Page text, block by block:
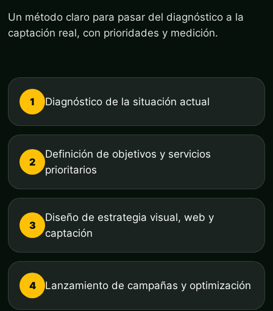
Un método claro para pasar del diagnóstico a la
captación real, con prioridades y medición.
1 Diagnóstico de la situación actual
2
Definición de objetivos y servicios
prioritarios
3
Diseño de estrategia visual, web y
captación
4 Lanzamiento de campañas y optimización